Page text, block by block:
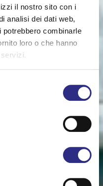
il nostro sito con i
analisi dei dati web,
potrebbero combinarle
loro o che hanno